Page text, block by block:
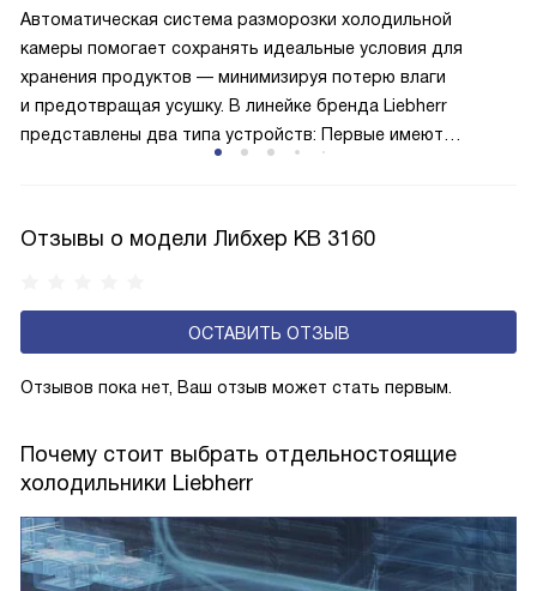
лучше работает «мотор» прибора, тем качественнее
и быстрее происходит охлаждение, затрачивается
меньше электроэнергии.
Автоматическая система разморозки холодильной
камеры помогает сохранять идеальные условия для
хранения продуктов — минимизируя потерю влаги
и предотвращая усушку. В линейке бренда Liebherr
представлены два типа устройств: Первые имеют
с панелью, выполняющей функцию «сухой стенки». Такие
эксплуатацию и чаще всего оснащены нулевой зоной
свежести BioFresh 0°C. Они встречаются в сериях Plus,
Отзывы о модели Либхер KB 3160
ОСТАВИТЬ ОТЗЫВ
Отзывов пока нет, Ваш отзыв может стать первым.
Почему стоит выбрать отдельностоящие
холодильники Liebherr